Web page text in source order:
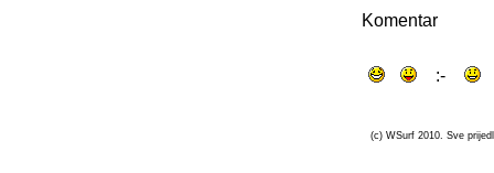
Komentar
(c) WSurf 2010. Sve